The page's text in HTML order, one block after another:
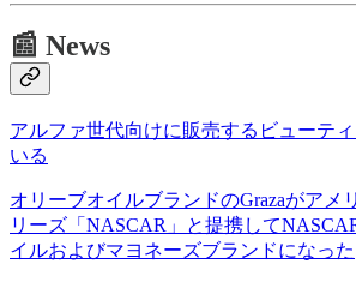
📰 News
アルファ世代向けに販売するビューテ
いる
オリーブオイルブランドのGrazaがアメ
リーズ「NASCAR」と提携して
イルおよびマヨネーズブランドになった